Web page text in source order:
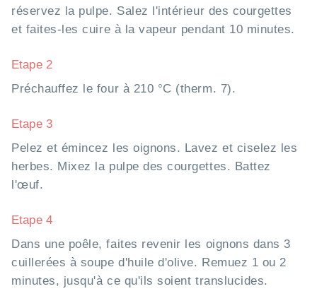
réservez la pulpe. Salez l'intérieur des courgettes
et faites-les cuire à la vapeur pendant 10 minutes.
Etape 2
Préchauffez le four à 210 °C (therm. 7).
Etape 3
Pelez et émincez les oignons. Lavez et ciselez les
herbes. Mixez la pulpe des courgettes. Battez
l'œuf.
Etape 4
Dans une poêle, faites revenir les oignons dans 3
cuillerées à soupe d'huile d'olive. Remuez 1 ou 2
minutes, jusqu'à ce qu'ils soient translucides.